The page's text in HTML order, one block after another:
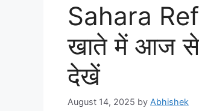
Sahara
खाते में आज से
देखें
August 14, 2025 by Abhishek